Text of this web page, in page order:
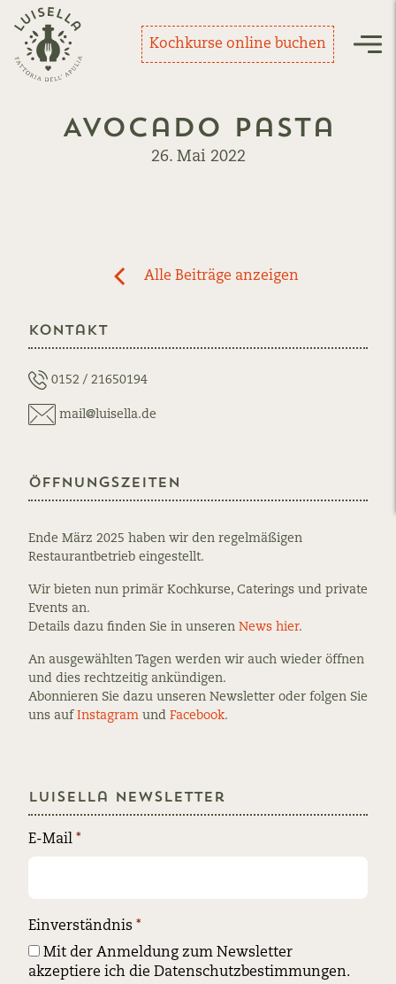
Zurück zur Startseite
Kochkurse online buchen
Avocado Pasta
26. Mai 2022
Alle Beiträge anzeigen
Kontakt
0152 / 21650194
mail@luisella.de
Öffnungszeiten
Ende März 2025 haben wir den regelmäßigen
Restaurantbetrieb eingestellt.
Wir bieten nun primär Kochkurse, Caterings und private
Events an.
Details dazu finden Sie in unseren News hier.
An ausgewählten Tagen werden wir auch wieder öffnen
und dies rechtzeitig ankündigen.
Abonnieren Sie dazu unseren Newsletter oder folgen Sie
uns auf Instagram und Facebook.
Luisella Newsletter
E-Mail *
Einverständnis *
Mit der Anmeldung zum Newsletter
akzeptiere ich die Datenschutzbestimmungen.